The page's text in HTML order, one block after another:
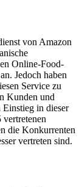
von Amazon
Online-Food-
Jedoch haben
Service zu
Kunden und
in dieser
die Konkurrenten
vertreten sind.